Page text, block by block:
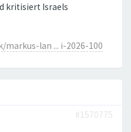
kritisiert Israels
lan ... i-2026-100
#1570775